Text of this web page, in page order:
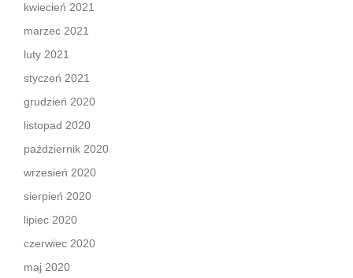
kwiecień 2021
marzec 2021
luty 2021
styczeń 2021
grudzień 2020
listopad 2020
październik 2020
wrzesień 2020
sierpień 2020
lipiec 2020
czerwiec 2020
maj 2020